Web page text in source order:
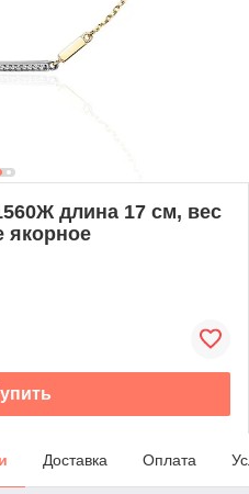
длина 17 см, вес
якорное
Доставка Оплата